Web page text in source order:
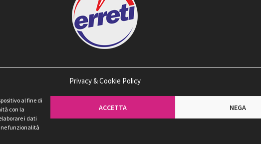
Privacy & Cookie Policy
al fine di
con la
i dati
funzionalità
ACCETTA NEGA